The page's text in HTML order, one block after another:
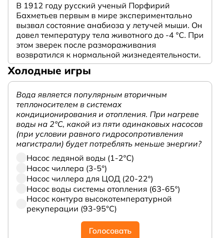
В 1912 году русский ученый Порфирий
Бахметьев первым в мире экспериментально
вызвал состояние анабиоза у летучей мыши. Он
довел температуру тела животного до -4 °C. При
этом зверек после размораживания
возвратился к нормальной жизнедеятельности.
Холодные игры
Вода является популярным вторичным
теплоносителем в системах
кондиционирования и отопления. При нагреве
воды на 2°С, какой из пяти одинаковых насосов
(при условии равного гидросопротивления
магистрали) будет потреблять меньше энергии?
Насос ледяной воды (1-2°С)
Насос чиллера (3-5°)
Насос чиллера для ЦОД (20-22°)
Насос воды системы отопления (63-65°)
Насос контура высокотемпературной
рекуперации (93-95°С)
Голосовать